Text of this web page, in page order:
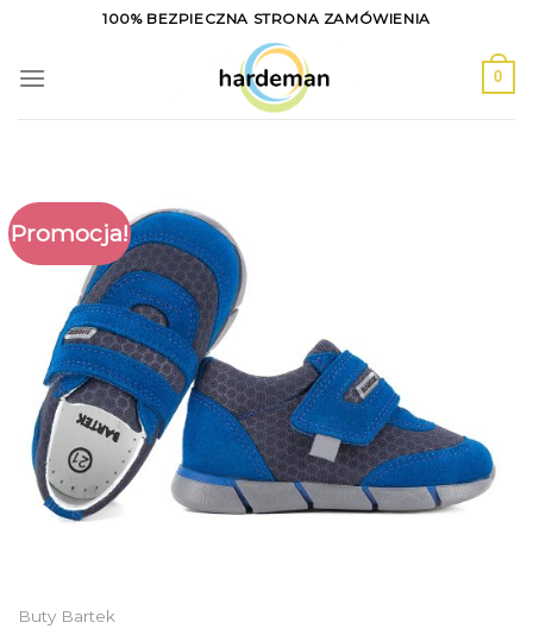
content
100% BEZPIECZNA STRONA ZAMÓWIENIA
0
Promocja!
Buty Bartek